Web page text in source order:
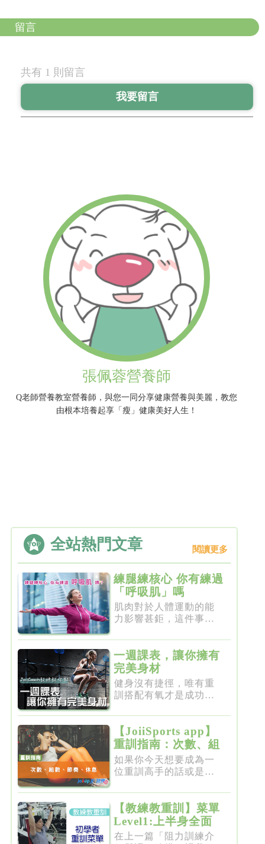
留言
共有 1 則留言
張佩蓉營養師
Q老師營養教室營養師，與您一同分享健康營養與美麗，教您
由根本培養起享「瘦」健康美好人生！
全站熱門文章 閱讀更多
練腿練核心 你有練過
「呼吸肌」嗎
肌肉對於人體運動的能
力影響甚鉅，這件事一
一週課表，讓你擁有
完美身材
健身沒有捷徑，唯有重
訓搭配有氧才是成功的
【JoiiSports app】
重訓指南：次數、組
數、節奏、休息
如果你今天想要成為一
位重訓高手的話或是想
【教練教重訓】菜單
Level1:上半身全面
增肌雕塑
在上一篇「阻力訓練介